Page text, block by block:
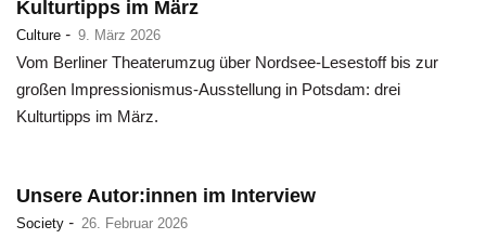
Kulturtipps im März
Culture - 9. März 2026
Vom Berliner Theaterumzug über Nordsee-Lesestoff bis zur
großen Impressionismus-Ausstellung in Potsdam: drei
Kulturtipps im März.
Unsere Autor:innen im Interview
Society - 26. Februar 2026